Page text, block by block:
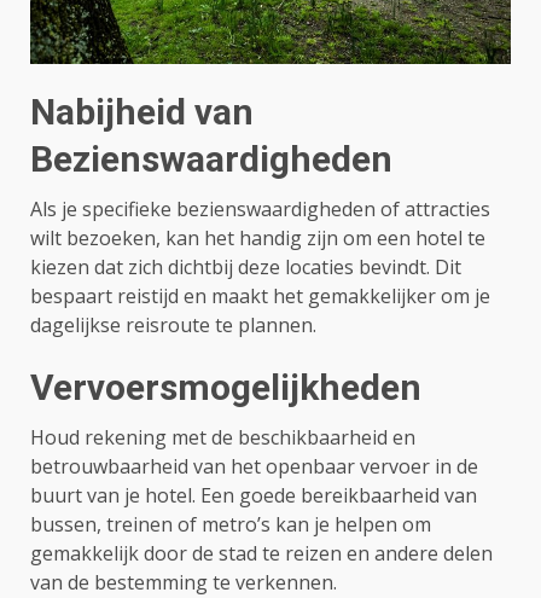
Nabijheid van
Bezienswaardigheden
Als je specifieke bezienswaardigheden of attracties
wilt bezoeken, kan het handig zijn om een hotel te
kiezen dat zich dichtbij deze locaties bevindt. Dit
bespaart reistijd en maakt het gemakkelijker om je
dagelijkse reisroute te plannen.
Vervoersmogelijkheden
Houd rekening met de beschikbaarheid en
betrouwbaarheid van het openbaar vervoer in de
buurt van je hotel. Een goede bereikbaarheid van
bussen, treinen of metro’s kan je helpen om
gemakkelijk door de stad te reizen en andere delen
van de bestemming te verkennen.